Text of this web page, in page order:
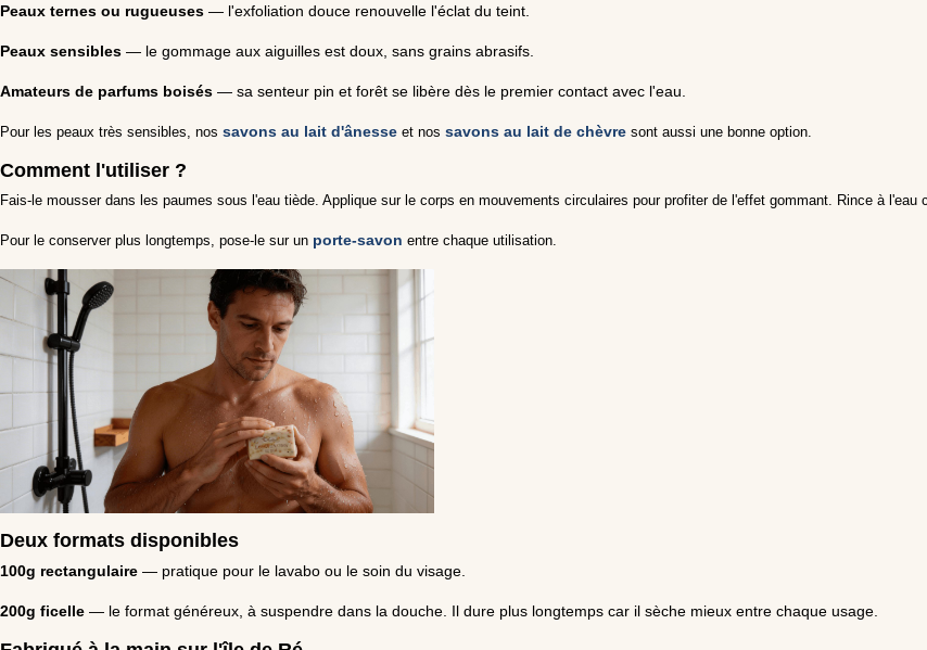
Peaux ternes ou rugueuses — l'exfoliation douce renouvelle l'éclat du teint.
Peaux sensibles — le gommage aux aiguilles est doux, sans grains abrasifs.
Amateurs de parfums boisés — sa senteur pin et forêt se libère dès le premier contact avec l'eau.
Pour les peaux très sensibles, nos savons au lait d'ânesse et nos savons au lait de chèvre sont aussi une bonne option.
Comment l'utiliser ?
Fais-le mousser dans les paumes sous l'eau tiède. Applique sur le corps en mouvements circulaires pour profiter de l'effet gommant. Rince à
Pour le conserver plus longtemps, pose-le sur un porte-savon entre chaque utilisation.
Deux formats disponibles
100g rectangulaire — pratique pour le lavabo ou le soin du visage.
200g ficelle — le format généreux, à suspendre dans la douche. Il dure plus longtemps car il sèche mieux entre chaque usage.